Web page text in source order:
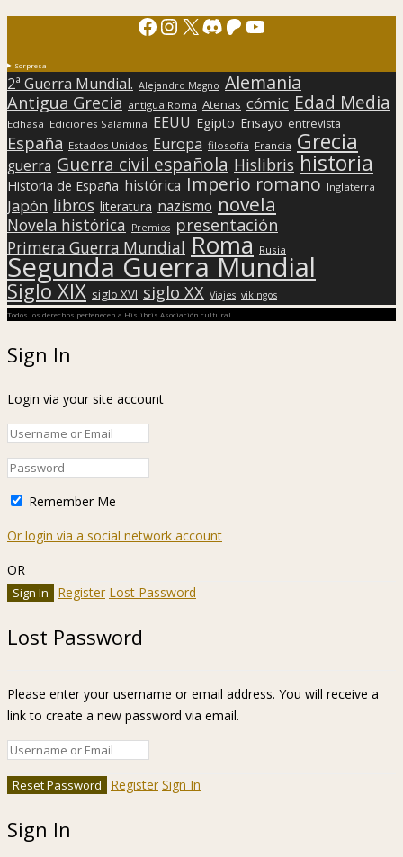
Facebook
Instagram
X Discord
Patreon
YouTube
Sorpresa
2ª Guerra Mundial. Alejandro Magno Alemania
Antigua Grecia antigua Roma Atenas cómic Edad Media
Edhasa Ediciones Salamina EEUU Egipto Ensayo entrevista
España Estados Unidos Europa filosofía Francia Grecia
guerra Guerra civil española Hislibris historia
Historia de España histórica Imperio romano Inglaterra
Japón libros literatura nazismo novela
Novela histórica Premios presentación
Primera Guerra Mundial Roma Rusia
Segunda Guerra Mundial
Siglo XIX siglo XVI siglo XX Viajes vikingos
Todos los derechos pertenecen a Hislibris Asociación cultural
Sign In
Login via your site account
Remember Me
Or login via a social network account
OR
Register Lost Password
Lost Password
Please enter your username or email address. You will receive a
link to create a new password via email.
Register Sign In
Sign In